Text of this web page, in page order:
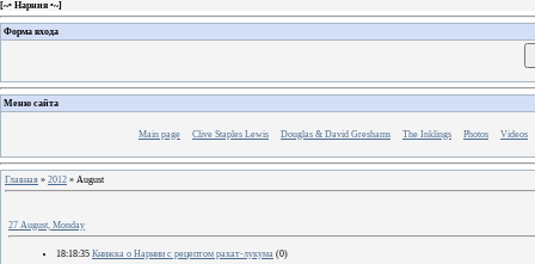
[~• Нарния •~]
Форма входа
Меню сайта
Main page Clive Staples Lewis Douglas & David Greshams The Inklings Photos Videos
Главная » 2012 » August
27 August, Monday
18:18:35 Книжка о Нарнии с рецептом рахат-лукума (0)